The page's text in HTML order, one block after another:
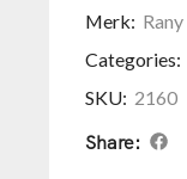
Merk: Rany
Categories:
SKU: 2160
Share: